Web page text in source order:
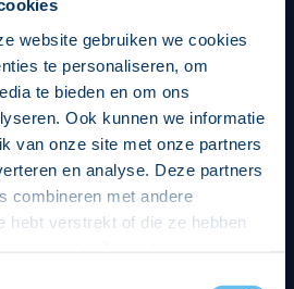
website gebruiken we cookies
te personaliseren, om
te bieden en om ons
Ook kunnen we informatie
van onze site met onze partners
en analyse. Deze partners
combineren met andere
hebt verstrekt of die ze hebben